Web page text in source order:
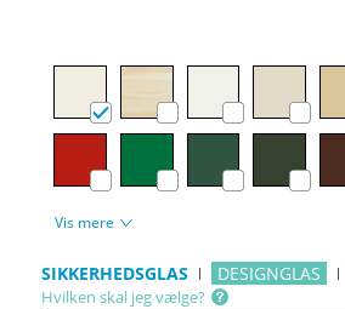
Vis mere
SIKKERHEDSGLAS DESIGNGLAS
Hvilken skal jeg vælge?